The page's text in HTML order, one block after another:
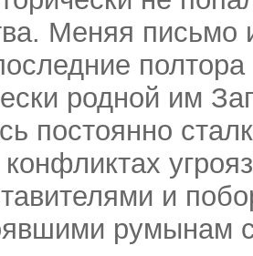
Меняя
полтора
родной им
постоянно
конфликтах
и
румынам